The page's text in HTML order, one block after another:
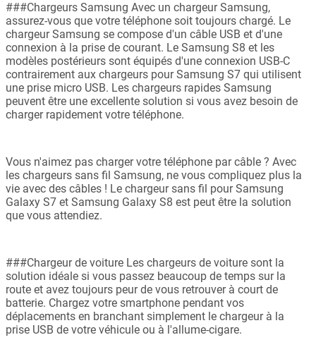
###Chargeurs Samsung Avec un chargeur Samsung,
assurez-vous que votre téléphone soit toujours chargé. Le
chargeur Samsung se compose d'un câble USB et d'une
connexion à la prise de courant. Le Samsung S8 et les
modèles postérieurs sont équipés d'une connexion USB-C
contrairement aux chargeurs pour Samsung S7 qui utilisent
une prise micro USB. Les chargeurs rapides Samsung
peuvent être une excellente solution si vous avez besoin de
charger rapidement votre téléphone.
Vous n'aimez pas charger votre téléphone par câble ? Avec
les chargeurs sans fil Samsung, ne vous compliquez plus la
vie avec des câbles ! Le chargeur sans fil pour Samsung
Galaxy S7 et Samsung Galaxy S8 est peut être la solution
que vous attendiez.
###Chargeur de voiture Les chargeurs de voiture sont la
solution idéale si vous passez beaucoup de temps sur la
route et avez toujours peur de vous retrouver à court de
batterie. Chargez votre smartphone pendant vos
déplacements en branchant simplement le chargeur à la
prise USB de votre véhicule ou à l'allume-cigare.